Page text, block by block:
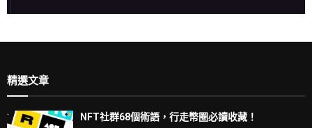
精選文章
NFT社群68個術語，行走幣圈必讀收藏！